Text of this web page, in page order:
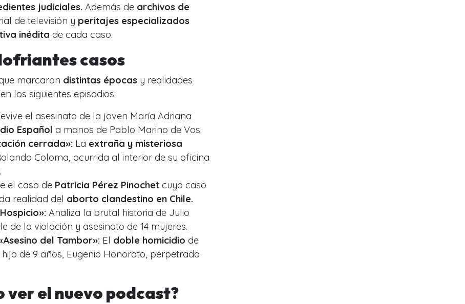
judiciales. Además de archivos de
de televisión y peritajes especializados
inédita de cada caso.
casos
marcaron distintas épocas y realidades
los siguientes episodios:
el asesinato de la joven María Adriana
Español a manos de Pablo Marino de Vos.
cerrada»: La extraña y misteriosa
Coloma, ocurrida al interior de su oficina
el caso de Patricia Pérez Pinochet cuyo caso
realidad del aborto clandestino en Chile.
Analiza la brutal historia de Julio
de la violación y asesinato de 14 mujeres.
del Tambor»: El doble homicidio de
de 9 años, Eugenio Honorato, perpetrado
ver el nuevo podcast?